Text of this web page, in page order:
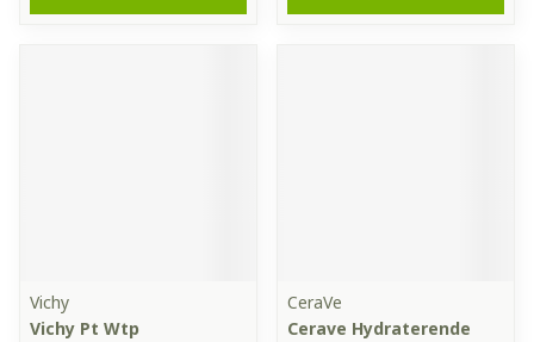
Vichy
Vichy Pt Wtp
CeraVe
Cerave Hydraterende